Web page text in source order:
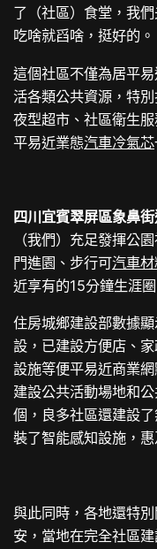
了（社區）食堂，我
吃啥就舀啥，挺好的。
這個社區不僅為居平
活各類公共資源，特
夜型超市、社區衛生
平易近業態汽車冷氣芯
四川宜賓翠屏區象鼻
（我們）充足發揮公
門進園、步行可汽車
近享有的15分鐘生涯圈
住房城鄉建設部數據
設，已建設方便店、
設施等便平易近商業
建設公共活動場地和
個，良多社區還建設
裝了智能感知設施，
與此同時，各地還特
安，當地在完全社區